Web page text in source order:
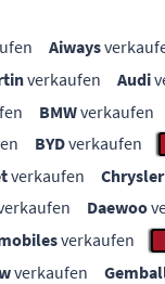
Aiways
verkaufen Audi
BMWverkaufen
BYDverkaufen
verkaufen Chrysler
Daewoo
verkaufen
verkaufen